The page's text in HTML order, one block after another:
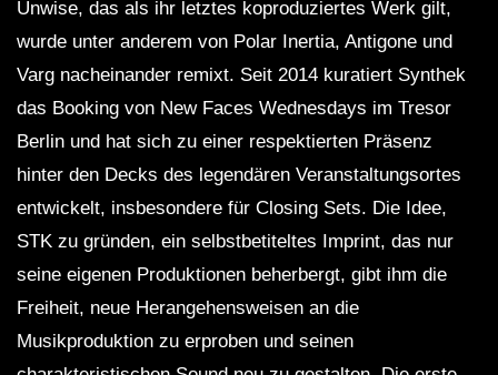
Unwise, das als ihr letztes koproduziertes Werk gilt,
wurde unter anderem von Polar Inertia, Antigone und
Varg nacheinander remixt. Seit 2014 kuratiert Synthek
das Booking von New Faces Wednesdays im Tresor
Berlin und hat sich zu einer respektierten Präsenz
hinter den Decks des legendären Veranstaltungsortes
entwickelt, insbesondere für Closing Sets. Die Idee,
STK zu gründen, ein selbstbetiteltes Imprint, das nur
seine eigenen Produktionen beherbergt, gibt ihm die
Freiheit, neue Herangehensweisen an die
Musikproduktion zu erproben und seinen